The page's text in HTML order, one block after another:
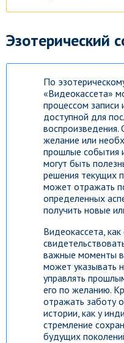
Эзотерический
По
«Видеокассета»
процессом записи
доступной для
желание или
прошлые события
могут быть
решения текущих
может отражать
определенных
получить новые
Видеокассета,
важные моменты
может указывать
управлять
его по желанию.
отражать заботу
истории, как у
стремление
будущих